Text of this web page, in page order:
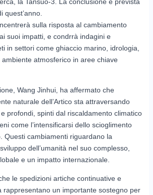
quest’anno.
sulla risposta al cambiamento
suoi impatti, e condrrà indagini e
in settori come ghiaccio marino, idrologia,
atmosferico in aree chiave
Wang Jinhui, ha affermato che
naturale dell’Artico sta attraversando
profondi, spinti dal riscaldamento climatico
come l’intensificarsi dello scioglimento
Questi cambiamenti riguardano la
dell’umanità nel suo complesso,
e un impatto internazionale.
le spedizioni artiche continuative e
rappresentano un importante sostegno per